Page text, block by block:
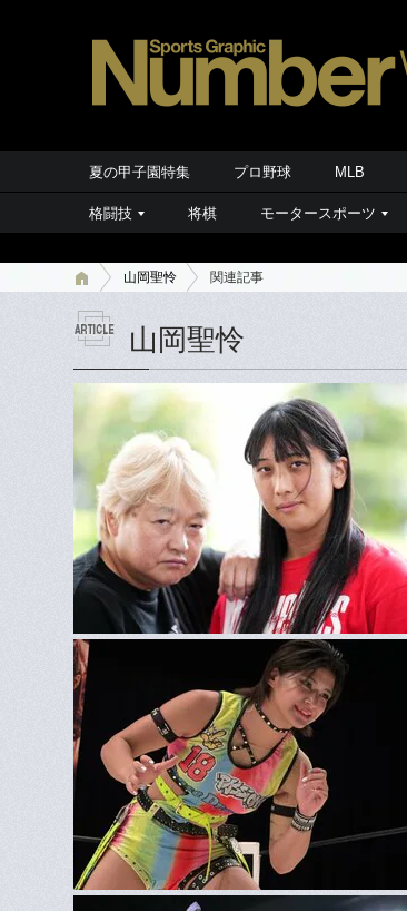
夏の甲子園特集 プロ野球 MLB
格闘技 将棋 モータースポーツ
山岡聖怜 関連記事
山岡聖怜